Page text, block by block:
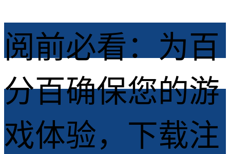
阅前必看：为百
分百确保您的游
戏体验，下载注